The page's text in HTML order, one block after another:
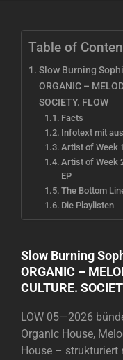
Table of
Slow Burning
ORGANIC –
SOCIETY. FLOW
Facts
Infotext mit
Artist of Week
Artist of Week
EP
The Bottom
Die Playlisten
Slow Burning
ORGANIC –
CULTURE.
LOW 05—2026
Organic House,
House – strukturiert